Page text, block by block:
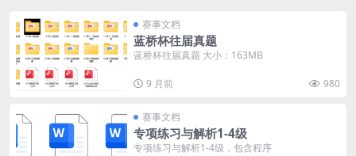
赛事文档
蓝桥杯往届真题
蓝桥杯往届真题 大小：163MB
9 月前 980
赛事文档
专项练习与解析1-4级
专项练习与解析1-4级，包含程序